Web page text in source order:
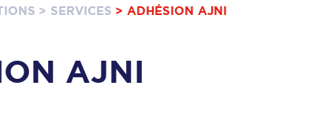
> SERVICES > ADHÉSION AJNI
AJNI